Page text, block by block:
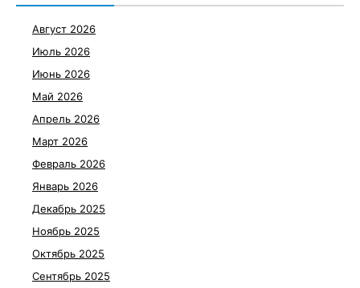
Август 2026
Июль 2026
Июнь 2026
Май 2026
Апрель 2026
Март 2026
Февраль 2026
Январь 2026
Декабрь 2025
Ноябрь 2025
Октябрь 2025
Сентябрь 2025